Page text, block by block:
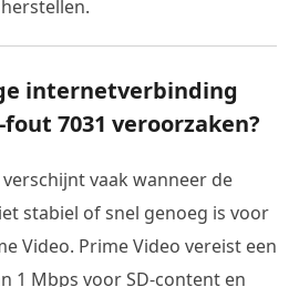
internetverbinding
7031 veroorzaken?
vaak wanneer de
stabiel of snel genoeg is voor
Video. Prime Video vereist een
1 Mbps voor SD-content en